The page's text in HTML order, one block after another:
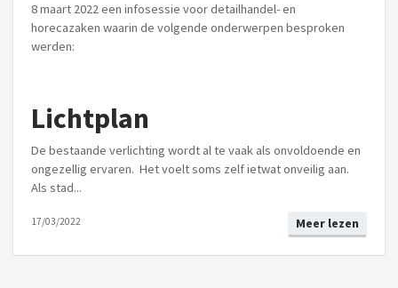
8 maart 2022 een infosessie voor detailhandel- en
horecazaken waarin de volgende onderwerpen besproken
werden:
Lichtplan
De bestaande verlichting wordt al te vaak als onvoldoende en
ongezellig ervaren. Het voelt soms zelf ietwat onveilig aan.
Als stad...
Meer lezen
17/03/2022